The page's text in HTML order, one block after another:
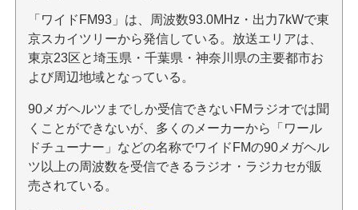
「ワイドFM93」は、周波数93.0MHz・出力7kWで東
京スカイツリーから発信している。放送エリアは、
東京23区と埼玉県・千葉県・神奈川県の主要都市お
よび周辺地域となっている。
90メガヘルツまでしか受信できないFMラジオでは聞
くことができないが、多くのメーカーから「ワール
ドチューナー」などの名称でワイドFMの90メガヘル
ツ以上の周波数を受信できるラジオ・ラジカセが販
売されている。